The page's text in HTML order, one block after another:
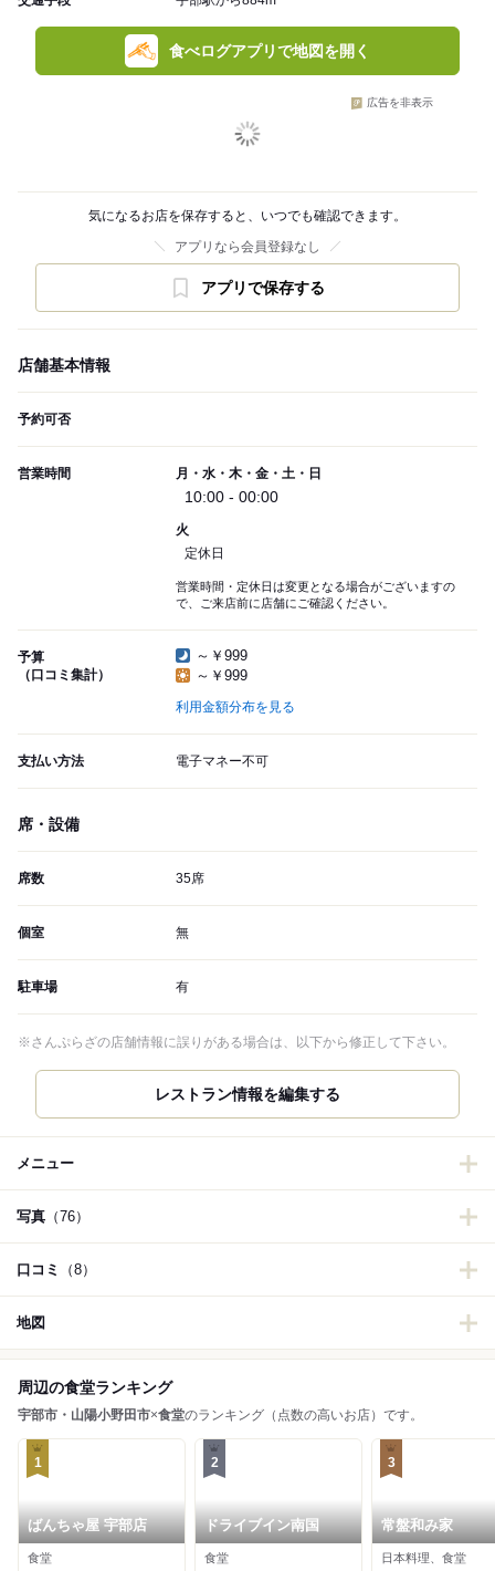
食べログアプリで地図を開く
広告を非表示
気になるお店を保存すると、いつでも確認できます。
アプリなら会員登録なし
アプリで保存する
店舗基本情報
予約可否
営業時間 月・水・木・金・土・日
10:00 - 00:00
火
定休日
営業時間・定休日は変更となる場合がございますの
で、ご来店前に店舗にご確認ください。
予算
（口コミ集計）
～￥999
～￥999
利用金額分布を見る
支払い方法 電子マネー不可
席・設備
席数 35席
個室 無
駐車場 有
※さんぷらざの店舗情報に誤りがある場合は、以下から修正して下さい。
レストラン情報を編集する
メニュー
写真 （76）
口コミ （8）
地図
周辺の食堂ランキング
宇部市・山陽小野田市×食堂のランキング（点数の高いお店）です。
1
ばんちゃ屋 宇部店
食堂
2
ドライブイン南国
食堂
3
常盤和み家
日本料理、食堂